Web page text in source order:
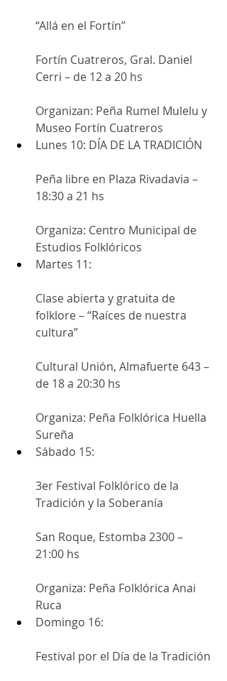
“Allá en el Fortín”
Fortín Cuatreros, Gral. Daniel
Cerri – de 12 a 20 hs
Organizan: Peña Rumel Mulelu y
Museo Fortín Cuatreros
Lunes 10: DÍA DE LA TRADICIÓN
Peña libre en Plaza Rivadavia –
18:30 a 21 hs
Organiza: Centro Municipal de
Estudios Folklóricos
Martes 11:
Clase abierta y gratuita de
folklore – “Raíces de nuestra
cultura”
Cultural Unión, Almafuerte 643 –
de 18 a 20:30 hs
Organiza: Peña Folklórica Huella
Sureña
Sábado 15:
3er Festival Folklórico de la
Tradición y la Soberanía
San Roque, Estomba 2300 –
21:00 hs
Organiza: Peña Folklórica Anai
Ruca
Domingo 16:
Festival por el Día de la Tradición